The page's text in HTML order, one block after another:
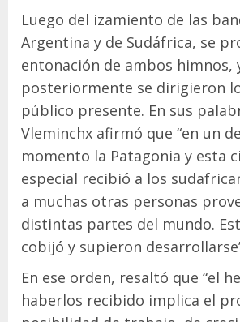
Luego del izamiento de las
Argentina y de Sudáfrica, se
entonación de ambos himnos,
posteriormente se dirigieron
público presente. En sus
Vleminchx afirmó que “en un
momento la Patagonia y esta
especial recibió a los
a muchas otras personas
distintas partes del mundo.
cobijó y supieron
En ese orden, resaltó que “el
haberlos recibido implica el